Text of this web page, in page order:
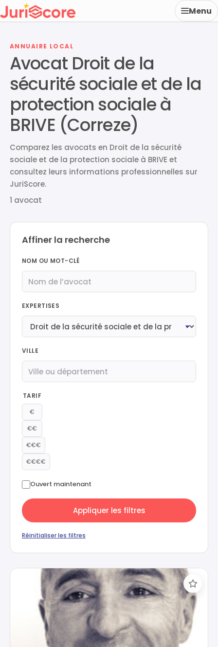
Menu
ANNUAIRE LOCAL
Avocat Droit de la
sécurité sociale et de la
protection sociale à
BRIVE (Correze)
Comparez les avocats en Droit de la sécurité
sociale et de la protection sociale à BRIVE et
consultez leurs informations professionnelles sur
JuriScore.
1 avocat
Affiner la recherche
NOM OU MOT-CLÉ
EXPERTISES
VILLE
TARIF
€
€€
€€€
€€€€
Ouvert maintenant
Appliquer les filtres
Réinitialiser les filtres